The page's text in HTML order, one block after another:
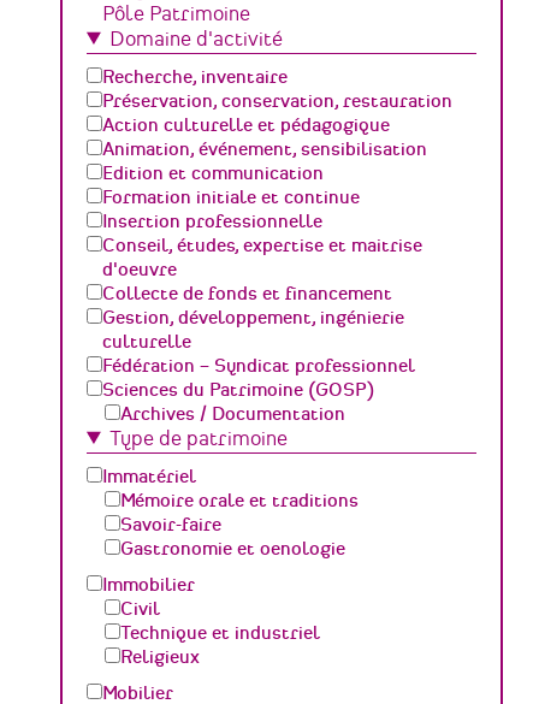
Pôle Patrimoine
Domaine d'activité
Recherche, inventaire
Préservation, conservation, restauration
Action culturelle et pédagogique
Animation, événement, sensibilisation
Edition et communication
Formation initiale et continue
Insertion professionnelle
Conseil, études, expertise et maitrise
d'oeuvre
Collecte de fonds et financement
Gestion, développement, ingénierie
culturelle
Fédération – Syndicat professionnel
Sciences du Patrimoine (GOSP)
Archives / Documentation
Conservation du patrimoine et
Humanités numériques
Relations Publiques (médiation
culturelle et valorisation)
Sciences des matériaux et de l'ingénierie
Type de patrimoine
Immatériel
Mémoire orale et traditions
Savoir-faire
Gastronomie et oenologie
Immobilier
Civil
Technique et industriel
Religieux
Mobilier